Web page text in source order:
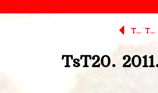
TST19 TST21
TsT20.